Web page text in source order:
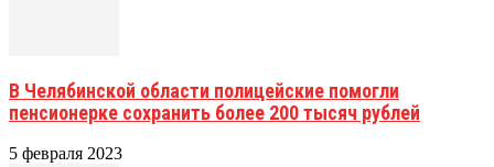
В Челябинской области полицейские помогли
пенсионерке сохранить более 200 тысяч рублей
5 февраля 2023